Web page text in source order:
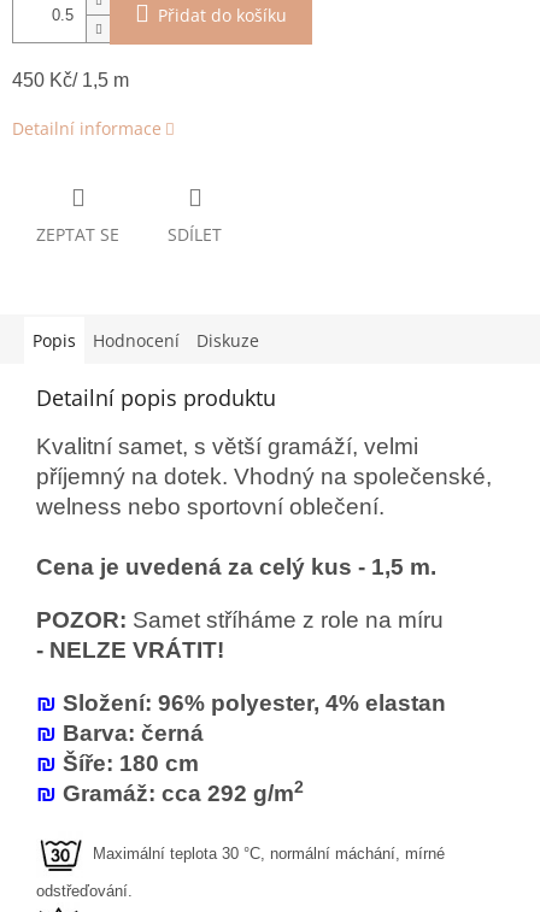
Přidat do košíku
450 Kč/ 1,5 m
Detailní informace
ZEPTAT SE SDÍLET
Popis Hodnocení Diskuze
Detailní popis produktu
Kvalitní samet, s větší gramáží, velmi
příjemný na dotek. Vhodný na společenské,
welness nebo sportovní oblečení.
Cena je uvedená za celý kus - 1,5 m.
POZOR: Samet stříháme z role na míru
- NELZE VRÁTIT!
₪ Složení: 96% polyester, 4% elastan
₪ Barva: černá
₪ Šíře: 180 cm
₪ Gramáž: cca 292 g/m2
Maximální teplota 30 °C, normální máchání, mírné
odstřeďování.